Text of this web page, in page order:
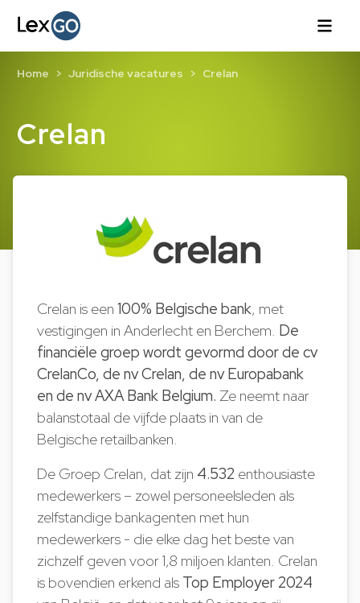
Crelan
Home Juridische vacatures Crelan
Crelan is een100% Belgische bank, met
vestigingen in Anderlecht en Berchem. De
financiële groep wordt gevormd door de cv
CrelanCo, de nv Crelan, de nv Europabank
en de nv AXA Bank Belgium. Ze neemt naar
balanstotaal de vijfde plaats in van de
Belgische retailbanken.
De Groep Crelan, dat zijn 4.532 enthousiaste
medewerkers – zowel personeelsleden als
zelfstandige bankagenten met hun
medewerkers - die elke dag het beste van
zichzelf geven voor 1,8 miljoen klanten. Crelan
is bovendien erkend als Top Employer 2024